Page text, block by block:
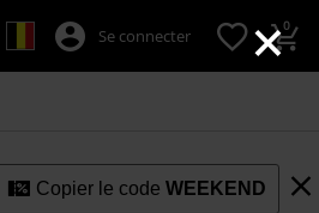
×
Se connecter 0
Copier le codeWEEKEND